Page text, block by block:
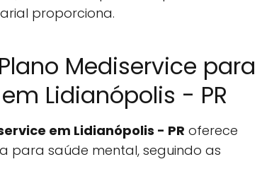
proporciona.
Mediservice para
Lidianópolis - PR
em Lidianópolis - PR oferece
para saúde mental, seguindo as